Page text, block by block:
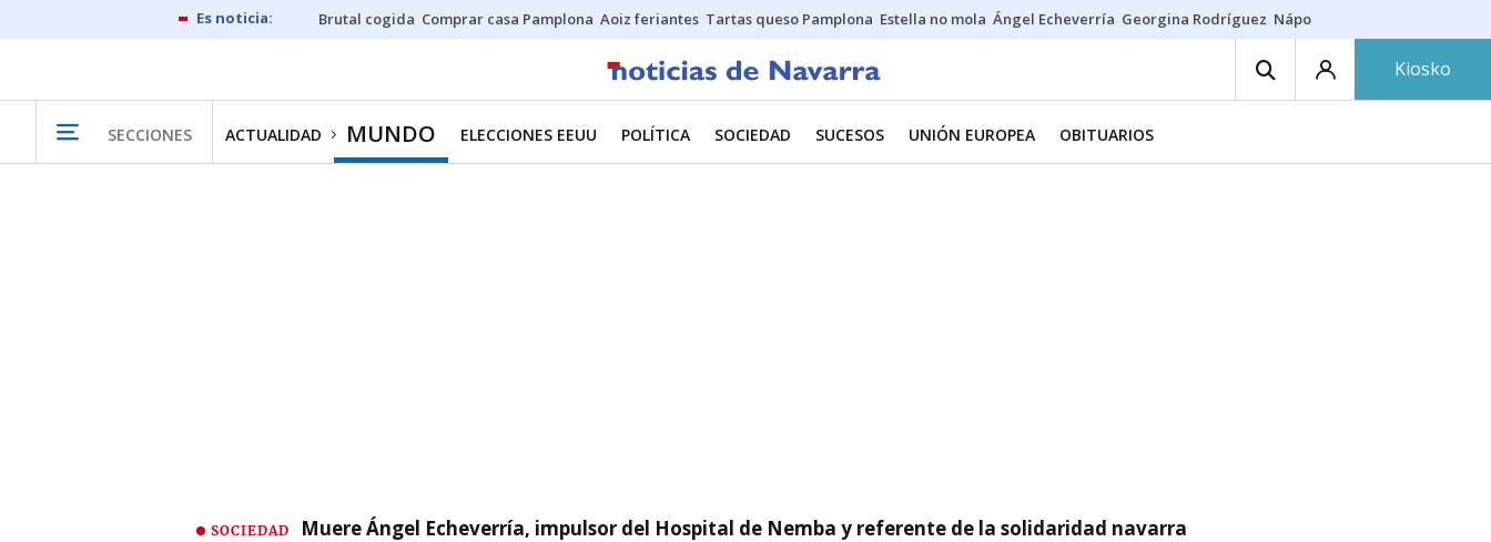
Brutal cogida Comprar casa Pamplona Aoiz feriantes Tartas queso Pamplona Estella no mola Ángel Echeverría Georgina Rodríguez Nápoles - Osasuna
Kiosko
SECCIONES ACTUALIDAD MUNDO ELECCIONES EEUU POLÍTICA SOCIEDAD SUCESOS UNIÓN EUROPEA OBITUARIOS
SOCIEDAD Muere Ángel Echeverría, impulsor del Hospital de Nemba y referente de la solidaridad navarra